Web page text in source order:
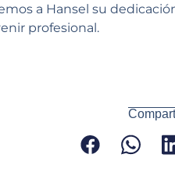
a Hansel su
profesional.